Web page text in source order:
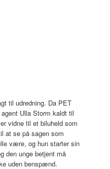
til udredning. Da PET
Ulla Storm kaldt til
vidne til et biluheld som
at se på sagen som
være, og hun starter sin
den unge betjent må
uden benspænd.